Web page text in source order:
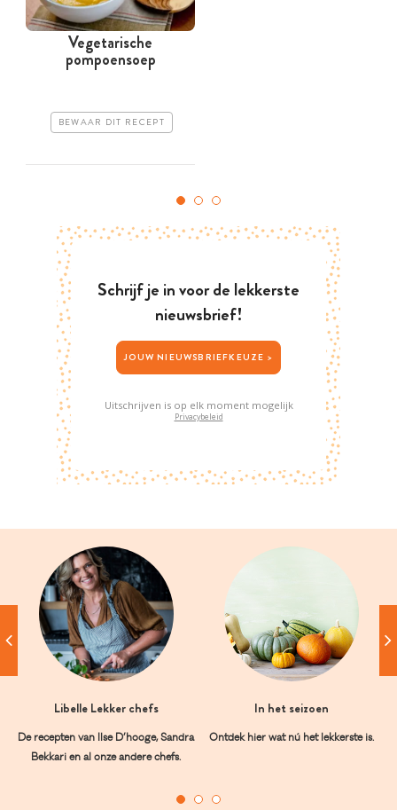
Vegetarische
pompoensoep
BEWAAR DIT RECEPT
Schrijf je in voor de lekkerste
nieuwsbrief!
JOUW NIEUWSBRIEFKEUZE >
Uitschrijven is op elk moment mogelijk
Privacybeleid
Libelle Lekker chefs
De recepten van Ilse D’hooge, Sandra
Bekkari en al onze andere chefs.
In het seizoen
Ontdek hier wat nú het lekkerste is.